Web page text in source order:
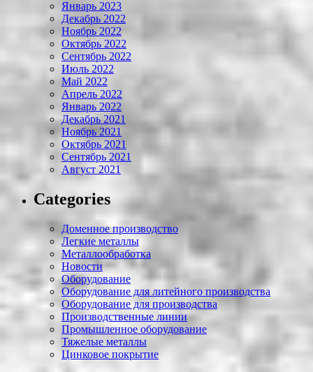
Январь 2023
Декабрь 2022
Ноябрь 2022
Октябрь 2022
Сентябрь 2022
Июль 2022
Май 2022
Апрель 2022
Январь 2022
Декабрь 2021
Ноябрь 2021
Октябрь 2021
Сентябрь 2021
Август 2021
Categories
Доменное производство
Легкие металлы
Металлообработка
Новости
Оборудование
Оборудование для литейного производства
Оборудование для производства
Производственные линии
Промышленное оборудование
Тяжелые металлы
Цинковое покрытие